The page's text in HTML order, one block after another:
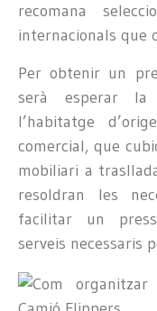
recomana
internacionals que
Per obtenir un
serà esperar la
l’habitatge
comercial, que
mobiliari a
resoldran les
facilitar un
serveis necessaris